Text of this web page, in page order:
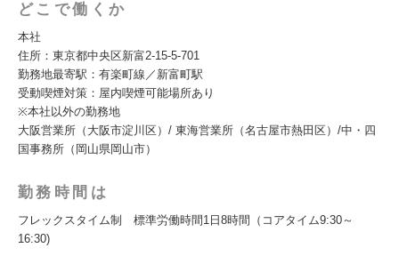
どこで働くか
本社
住所：東京都中央区新富2-15-5-701
勤務地最寄駅：有楽町線／新富町駅
受動喫煙対策：屋内喫煙可能場所あり
※本社以外の勤務地
大阪営業所（大阪市淀川区）/ 東海営業所（名古屋市熱田区）/中・四
国事務所（岡山県岡山市）
勤務時間は
フレックスタイム制 標準労働時間1日8時間（コアタイム9:30～
16:30)